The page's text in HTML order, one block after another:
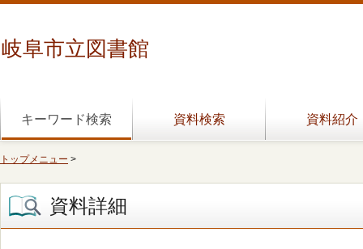
岐阜市立図書館
キーワード検索 資料検索 資料紹介
トップメニュー >
資料詳細